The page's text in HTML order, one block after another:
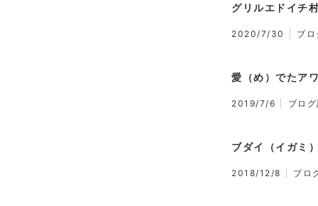
グリルエドイチ
2020/7/30 ブ
愛（め）でたア
2019/7/6 ブロ
ブダイ（イガミ
2018/12/8 ブロ